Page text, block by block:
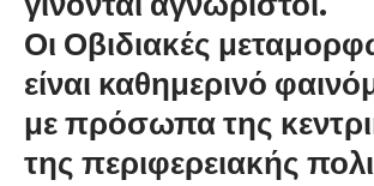
Οι Οβιδιακές
είναι καθημερινό
με πρόσωπα της
της περιφερειακής